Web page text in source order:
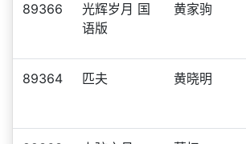
89366
光辉岁月 国
语版
黄家驹
89364 匹夫 黄晓明